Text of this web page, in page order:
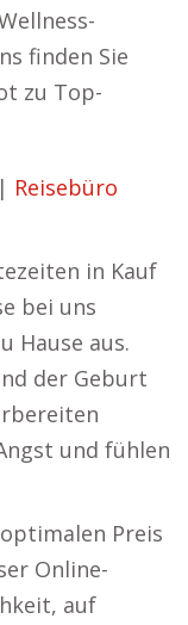
finden Sie
zu Top-
| Reisebüro
in Kauf
bei uns
Hause aus.
der Geburt
und fühlen
Preis
Online-
auf